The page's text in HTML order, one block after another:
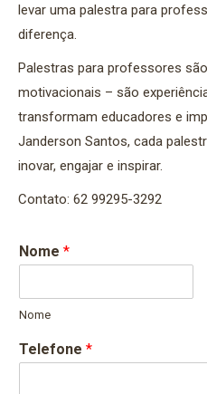
levar uma palestra para
diferença.
Palestras para professores
motivacionais – são
transformam educadores e
Janderson Santos, cada
inovar, engajar e inspirar.
Contato: 62 99295-3292
Nome *
Nome
Telefone *